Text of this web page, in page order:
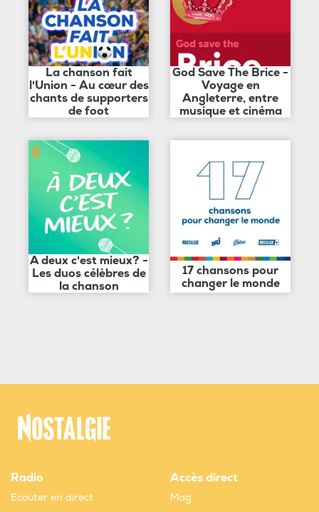
La chanson fait
l'Union - Au cœur des
chants de supporters
de foot
God Save The Brice -
Voyage en
Angleterre, entre
musique et cinéma
A deux c'est mieux? -
Les duos célèbres de
la chanson
17 chansons pour
changer le monde
Radio
Ecouter en direct
Accès direct
Mag